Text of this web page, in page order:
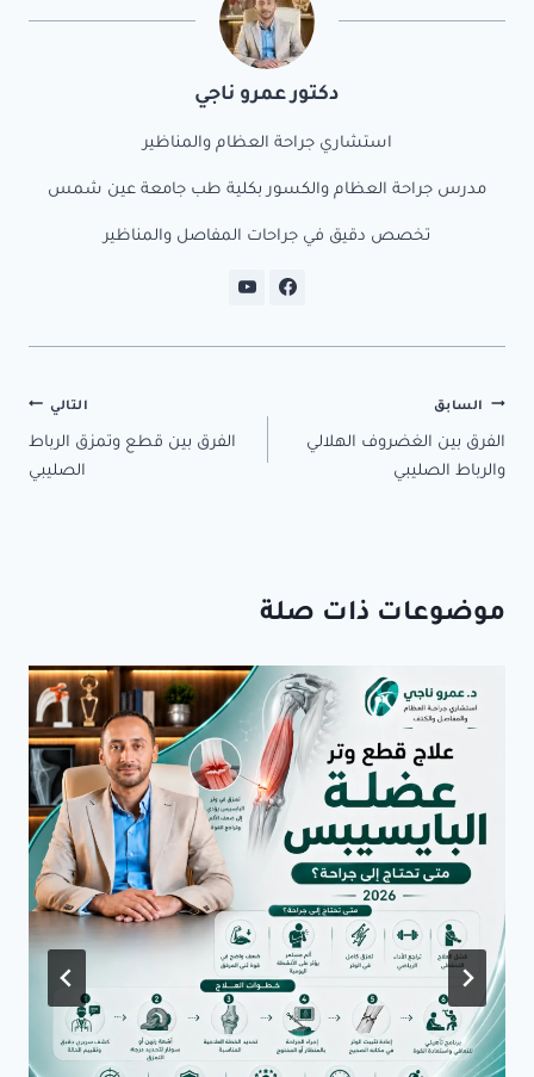
m
y
دكتور عمرو ناجي
استشاري جراحة العظام والمناظير
مدرس جراحة العظام والكسور بكلية طب جامعة عين شمس
تخصص دقيق في جراحات المفاصل والمناظير
تصفّح
المقالات
السابق
الفرق بين الغضروف الهلالي
والرباط الصليبي
التالي
الفرق بين قطع وتمزق الرباط
الصليبي
موضوعات ذات صلة